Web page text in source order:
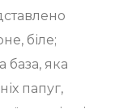
біле;
база, яка
папуг,